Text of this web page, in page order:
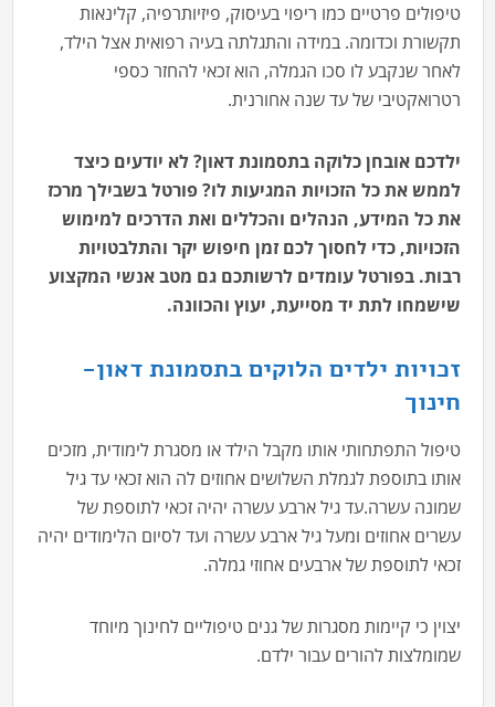
טיפולים פרטיים כמו ריפוי בעיסוק, פיזיותרפיה, קלינאות
תקשורת וכדומה. במידה והתגלתה בעיה רפואית אצל הילד,
לאחר שנקבע לו סכו הגמלה, הוא זכאי להחזר כספי
רטרואקטיבי של עד שנה אחורנית.
ילדכם אובחן כלוקה בתסמונת דאון? לא יודעים כיצד
לממש את כל הזכויות המגיעות לו? פורטל בשבילך מרכז
את כל המידע, הנהלים והכללים ואת הדרכים למימוש
הזכויות, כדי לחסוך לכם זמן חיפוש יקר והתלבטויות
רבות. בפורטל עומדים לרשותכם גם מטב אנשי המקצוע
שישמחו לתת יד מסייעת, יעוץ והכוונה.
זכויות ילדים הלוקים בתסמונת דאון-
חינוך
טיפול התפתחותי אותו מקבל הילד או מסגרת לימודית, מזכים
אותו בתוספת לגמלת השלושים אחוזים לה הוא זכאי עד גיל
שמונה עשרה.עד גיל ארבע עשרה יהיה זכאי לתוספת של
עשרים אחוזים ומעל גיל ארבע עשרה ועד לסיום הלימודים יהיה
זכאי לתוספת של ארבעים אחוזי גמלה.
יצוין כי קיימות מסגרות של גנים טיפוליים לחינוך מיוחד
שמומלצות להורים עבור ילדם.